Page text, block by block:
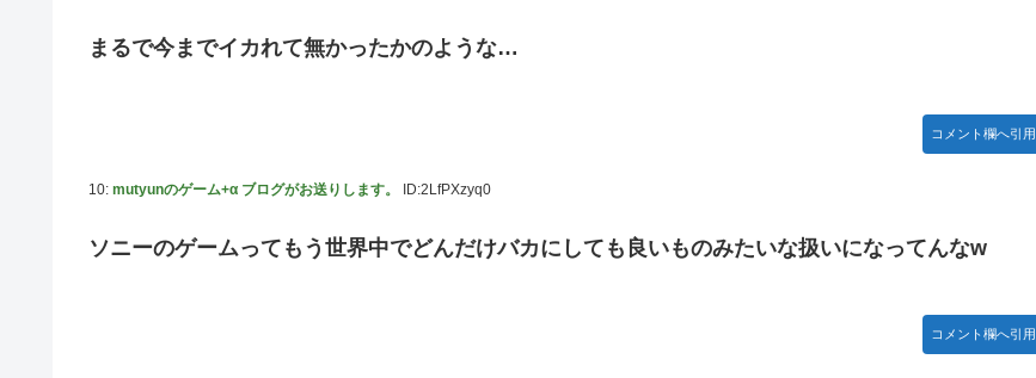
まるで今までイカれて無かったかのような…
コメント欄へ引用
10: mutyunのゲーム+α ブログがお送りします。 ID:2LfPXzyq0
ソニーのゲームってもう世界中でどんだけバカにしても良いものみたいな扱いになってんなw
コメント欄へ引用